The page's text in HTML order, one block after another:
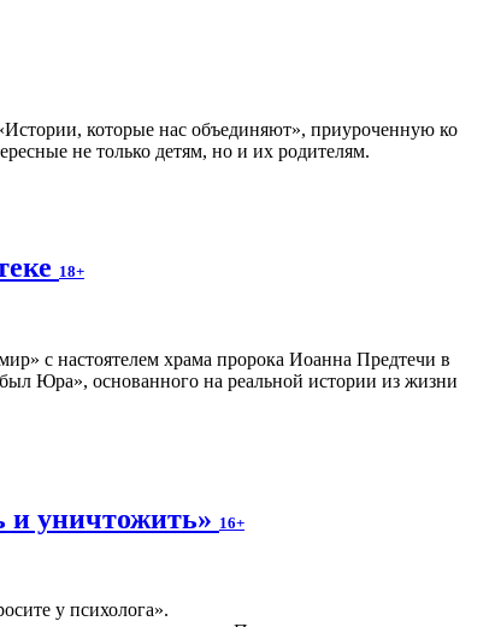
которые нас объединяют», приуроченную ко
не только детям, но и их родителям.
18+
с настоятелем храма пророка Иоанна Предтечи в
Юра», основанного на реальной истории из жизни
и уничтожить» 16+
у психолога».